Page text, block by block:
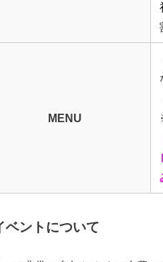
MENU
ベントについて